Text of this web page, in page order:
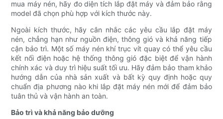
mua máy nén, hãy đo diện tích lắp đặt máy và đảm bảo rằng
model đã chọn phù hợp với kích thước này.
Ngoài kích thước, hãy cân nhắc các yêu cầu lắp đặt máy
nén, chẳng hạn như nguồn điện, thông gió và khả năng tiếp
cận bảo trì. Một số máy nén khí trục vít quay có thể yêu cầu
kết nối điện hoặc hệ thống thông gió đặc biệt để vận hành
chính xác và duy trì hiệu suất tối ưu. Hãy đảm bảo tham khảo
hướng dẫn của nhà sản xuất và bất kỳ quy định hoặc quy
chuẩn địa phương nào khi lắp đặt máy nén mới để đảm bảo
tuân thủ và vận hành an toàn.
Bảo trì và khả năng bảo dưỡng